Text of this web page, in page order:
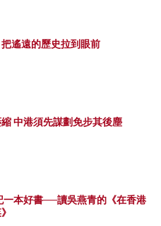
遙遠的歷史拉到眼前
中港須先謀劃免步其後塵
一本好書──讀吳燕青的《在香港